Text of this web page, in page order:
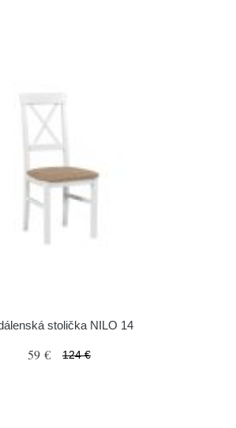
stolička NILO 14
59 € 124 €